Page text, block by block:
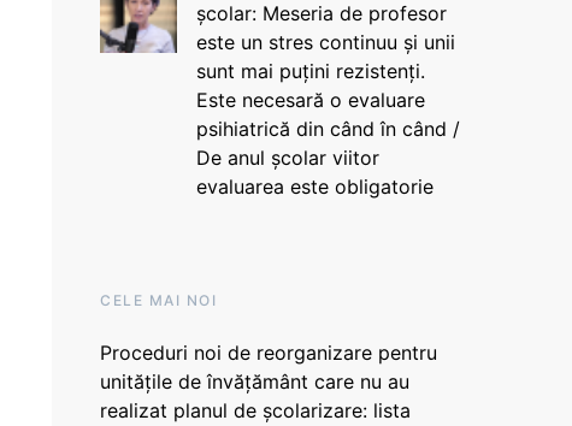
școlar: Meseria de profesor
este un stres continuu și unii
sunt mai puțini rezistenți.
Este necesară o evaluare
psihiatrică din când în când /
De anul școlar viitor
evaluarea este obligatorie
CELE MAI NOI
Proceduri noi de reorganizare pentru
unitățile de învățământ care nu au
realizat planul de școlarizare: lista